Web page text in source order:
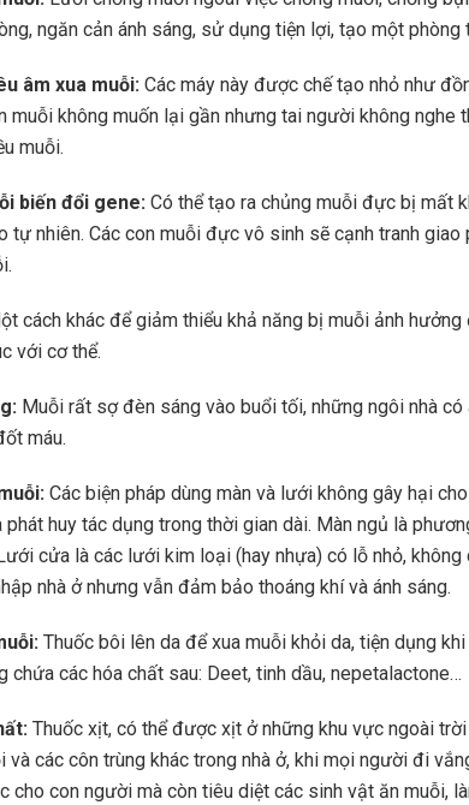
ngăn cản ánh sáng, sử dụng tiện lợi, tạo một phòng
âm xua muỗi: Các máy này được chế tạo nhỏ như
muỗi không muốn lại gần nhưng tai người không nghe
muỗi.
biến đổi gene: Có thể tạo ra chủng muỗi đực bị mất
tự nhiên. Các con muỗi đực vô sinh sẽ cạnh tranh
cách khác để giảm thiểu khả năng bị muỗi ảnh
với cơ thể.
Muỗi rất sợ đèn sáng vào buổi tối, những ngôi nhà
máu.
Các biện pháp dùng màn và lưới không gây hại
phát huy tác dụng trong thời gian dài. Màn ngủ là
cửa là các lưới kim loại (hay nhựa) có lỗ nhỏ,
nhà ở nhưng vẫn đảm bảo thoáng khí và ánh sáng.
Thuốc bôi lên da để xua muỗi khỏi da, tiện dụng
chứa các hóa chất sau: Deet, tinh dầu, nepetalactone…
Thuốc xịt, có thể được xịt ở những khu vực ngoài
và các côn trùng khác trong nhà ở, khi mọi người đi
cho con người mà còn tiêu diệt các sinh vật ăn muỗi,